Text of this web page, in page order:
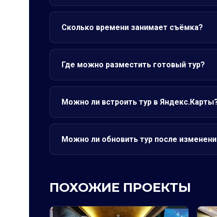
Сколько времени занимает съёмка?
Где можно разместить готовый тур?
Можно ли встроить тур в
Можно ли обновить тур после
ПОХОЖИЕ ПРОЕКТЫ